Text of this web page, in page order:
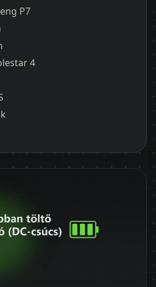
P7
4